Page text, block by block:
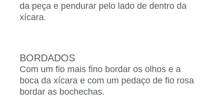
da peça e pendurar pelo lado de dentro da
xícara.
BORDADOS
Com um fio mais fino bordar os olhos e a
boca da xícara e com um pedaço de fio rosa
bordar as bochechas.